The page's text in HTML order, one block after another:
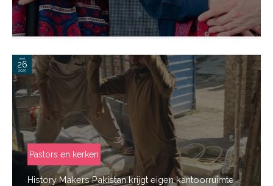
mei
26
2025
Pastors en kerken
History Makers Pakistan krijgt eigen kantoorruimte